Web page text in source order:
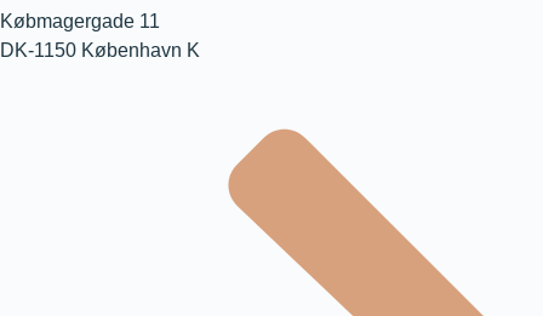
Købmagergade 11
DK-1150 København K